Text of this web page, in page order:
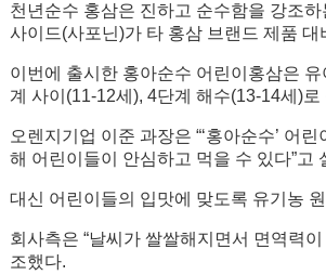
천년순수 홍삼은 진하고 순수함을 강조
사이드(사포닌)가 타 홍삼 브랜드 제품
이번에 출시한 홍아순수 어린이홍삼은
계 사이(11-12세), 4단계 해수(13-14세)로
오렌지기업 이준 과장은 “‘홍아순수’ 어
해 어린이들이 안심하고 먹을 수 있다”고
대신 어린이들의 입맛에 맞도록 유기농
회사측은 “날씨가 쌀쌀해지면서 면역력
조했다.